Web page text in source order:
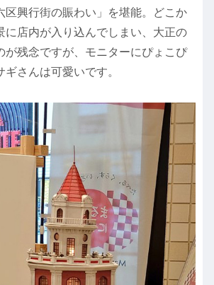
区興行街の賑わい」を堪能。どこか
に店内が入り込んでしまい、大正の
が残念ですが、モニターにぴょこぴ
ギさんは可愛いです。